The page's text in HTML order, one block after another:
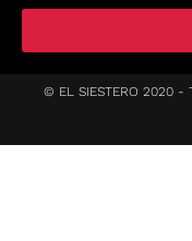
© EL SIESTERO 2020 -